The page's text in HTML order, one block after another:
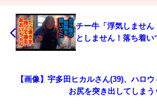
チー牛「浮気しません
としません！落ち着
【画像】宇多田ヒカルさん(39)、ハロ
お尻を突き出してしまう